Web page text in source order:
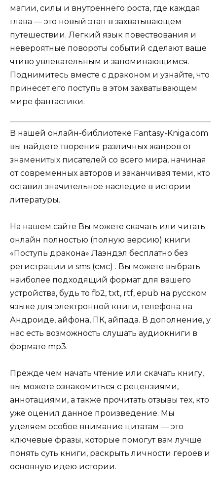
магии, силы и внутреннего роста, где каждая
глава — это новый этап в захватывающем
путешествии. Легкий язык повествования и
невероятные повороты событий сделают ваше
чтиво увлекательным и запоминающимся.
Поднимитесь вместе с драконом и узнайте, что
принесет его поступь в этом захватывающем
мире фантастики.
В нашей онлайн-библиотеке Fantasy-Kniga.com
вы найдете творения различных жанров от
знаменитых писателей со всего мира, начиная
от современных авторов и заканчивая теми, кто
оставил значительное наследие в истории
литературы.
На нашем сайте Вы можете скачать или читать
онлайн полностью (полную версию) книги
«Поступь дракона» Лаэндэл бесплатно без
регистрации и sms (смс) . Вы можете выбрать
наиболее подходящий формат для вашего
устройства, будь то fb2, txt, rtf, epub на русском
языке для электронной книги, телефона на
Андроиде, айфона, ПК, айпада. В дополнение, у
нас есть возможность слушать аудиокниги в
формате mp3.
Прежде чем начать чтение или скачать книгу,
вы можете ознакомиться с рецензиями,
аннотациями, а также прочитать отзывы тех, кто
уже оценил данное произведение. Мы
уделяем особое внимание цитатам — это
ключевые фразы, которые помогут вам лучше
понять суть книги, раскрыть личности героев и
основную идею истории.